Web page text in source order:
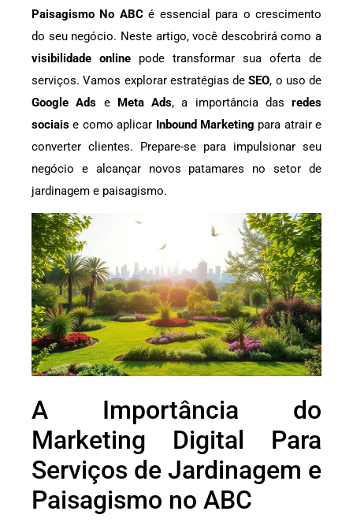
Paisagismo No ABCé essencial para o crescimento
do seu negócio. Neste artigo, você descobrirá como a
visibilidade online pode transformar sua oferta de
serviços. Vamos explorar estratégias deSEO, o uso de
Google Ads e Meta Ads, a importância das redes
sociais e como aplicar Inbound Marketing para atrair e
converter clientes. Prepare-se para impulsionar seu
negócio e alcançar novos patamares no setor de
jardinagem e paisagismo.
A Importância do
Marketing Digital Para
Serviços de Jardinagem e
Paisagismo no ABC